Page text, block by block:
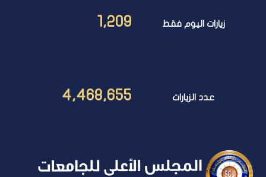
زيارات اليوم فقط 1,209
عدد الزيارات 4,468,655